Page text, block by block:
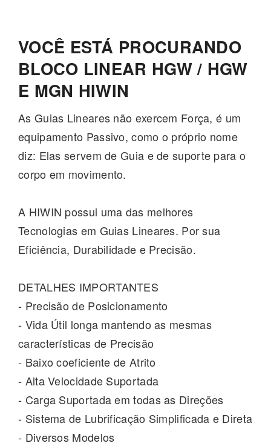
VOCÊ ESTÁ PROCURANDO
BLOCO LINEAR HGW / HGW
E MGN HIWIN
As Guias Lineares não exercem Força, é um
equipamento Passivo, como o próprio nome
diz: Elas servem de Guia e de suporte para o
corpo em movimento.
A HIWIN possui uma das melhores
Tecnologias em Guias Lineares. Por sua
Eficiência, Durabilidade e Precisão.
DETALHES IMPORTANTES
- Precisão de Posicionamento
- Vida Útil longa mantendo as mesmas
características de Precisão
- Baixo coeficiente de Atrito
- Alta Velocidade Suportada
- Carga Suportada em todas as Direções
- Sistema de Lubrificação Simplificada e Direta
- Diversos Modelos